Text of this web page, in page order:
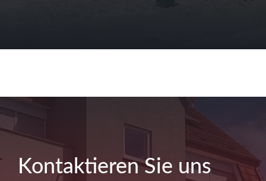
Kontaktieren Sie uns